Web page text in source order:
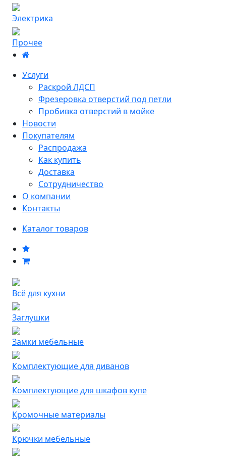
Электрика
Прочее
Услуги
Раскрой ЛДСП
Фрезеровка отверстий под петли
Пробивка отверстий в мойке
Новости
Покупателям
Распродажа
Как купить
Доставка
Сотрудничество
О компании
Контакты
Каталог товаров
Всё для кухни
Заглушки
Замки мебельные
Комплектующие для диванов
Комплектующие для шкафов купе
Кромочные материалы
Крючки мебельные